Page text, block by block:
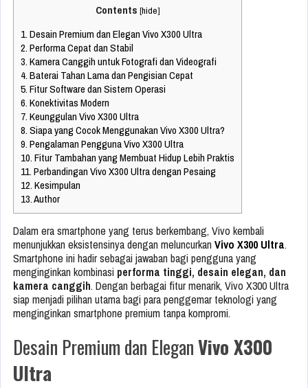
Contents [hide]
1.Desain Premium dan Elegan Vivo X300 Ultra
2.Performa Cepat dan Stabil
3.Kamera Canggih untuk Fotografi dan Videografi
4.Baterai Tahan Lama dan Pengisian Cepat
5.Fitur Software dan Sistem Operasi
6.Konektivitas Modern
7.Keunggulan Vivo X300 Ultra
8.Siapa yang Cocok Menggunakan Vivo X300 Ultra?
9.Pengalaman Pengguna Vivo X300 Ultra
10.Fitur Tambahan yang Membuat Hidup Lebih Praktis
11.Perbandingan Vivo X300 Ultra dengan Pesaing
12.Kesimpulan
13.Author
Dalam era smartphone yang terus berkembang, Vivo kembali
menunjukkan eksistensinya dengan meluncurkan Vivo X300 Ultra.
Smartphone ini hadir sebagai jawaban bagi pengguna yang
menginginkan kombinasi performa tinggi, desain elegan, dan
kamera canggih. Dengan berbagai fitur menarik, Vivo X300 Ultra
siap menjadi pilihan utama bagi para penggemar teknologi yang
menginginkan smartphone premium tanpa kompromi.
Desain Premium dan EleganVivo X300
Ultra